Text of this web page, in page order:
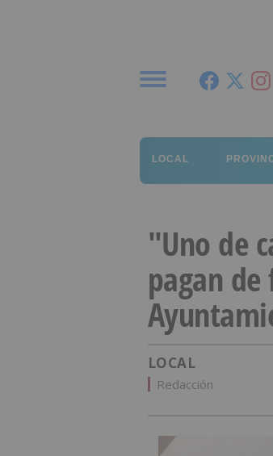
LOCAL
"Uno de
pagan
LOCAL
Redacción